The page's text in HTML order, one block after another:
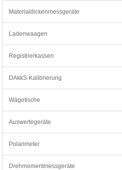
Materialdickenmessgeräte
Ladenwaagen
Registrierkassen
DAkkS-Kalibrierung
Wägetische
Auswertegeräte
Polarimeter
Drehmomentmessgeräte